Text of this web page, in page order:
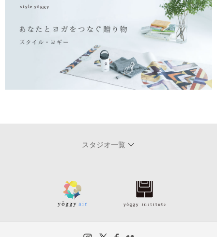
スタジオ一覧